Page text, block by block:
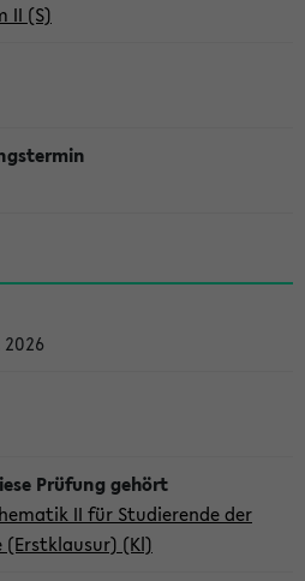
II (S)
II für Studierende der
(Erstklausur) (Kl)